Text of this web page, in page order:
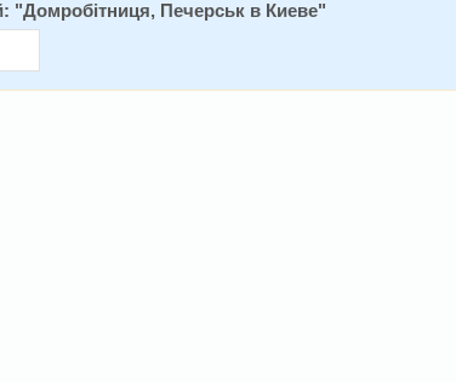
"Домробітниця, Печерськ в Киеве"